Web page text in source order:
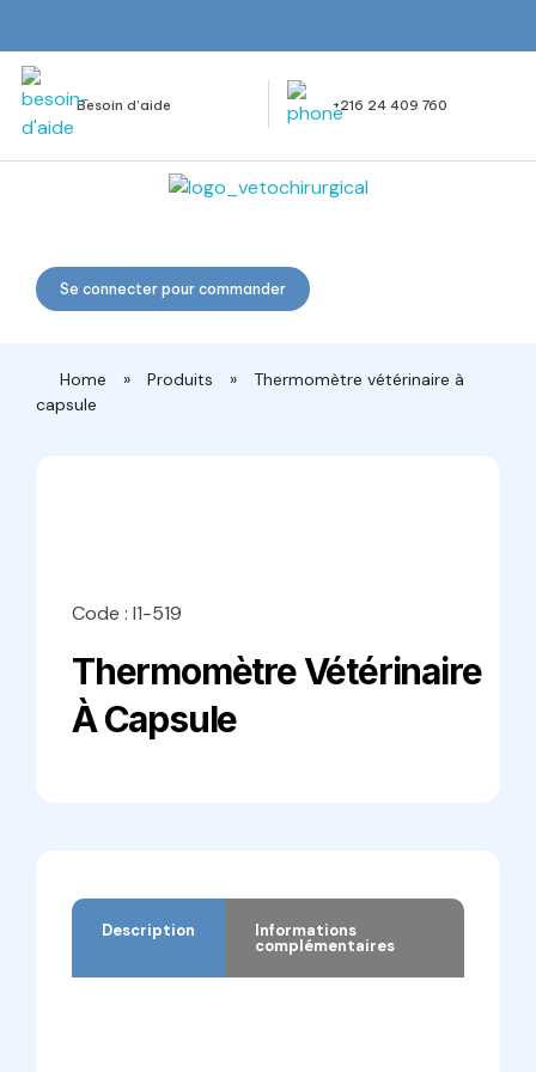
Besoin d’aide +216 24 409 760
Veto Chirurgical
Se connecter pour commander
Home » Produits »
Thermomètre vétérinaire à
capsule
Code : I1-519
Thermomètre Vétérinaire
À Capsule
Description Informations
complémentaires